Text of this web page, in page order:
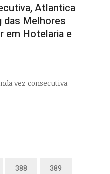
Atlantica
das Melhores
em Hotelaria e
vez consecutiva
388 389